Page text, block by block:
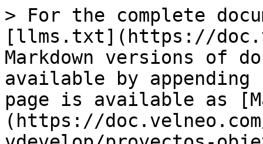
> For the complete
[llms.txt](https://
Markdown versions of
available by
page is available as
(https://